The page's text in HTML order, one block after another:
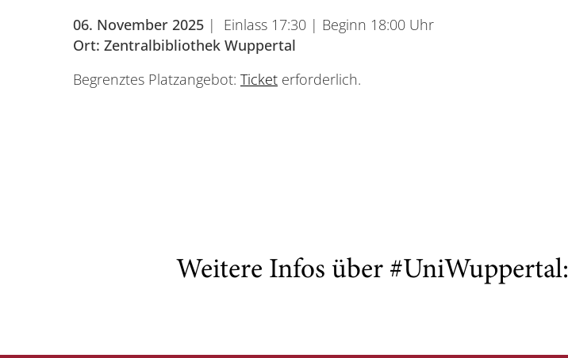
06. November 2025 |
Einlass 17:30 | Beginn 18:00 Uhr
Ort: Zentralbibliothek Wuppertal
Begrenztes Platzangebot: Ticket erforderlich.
Weitere Infos über #UniWuppertal: